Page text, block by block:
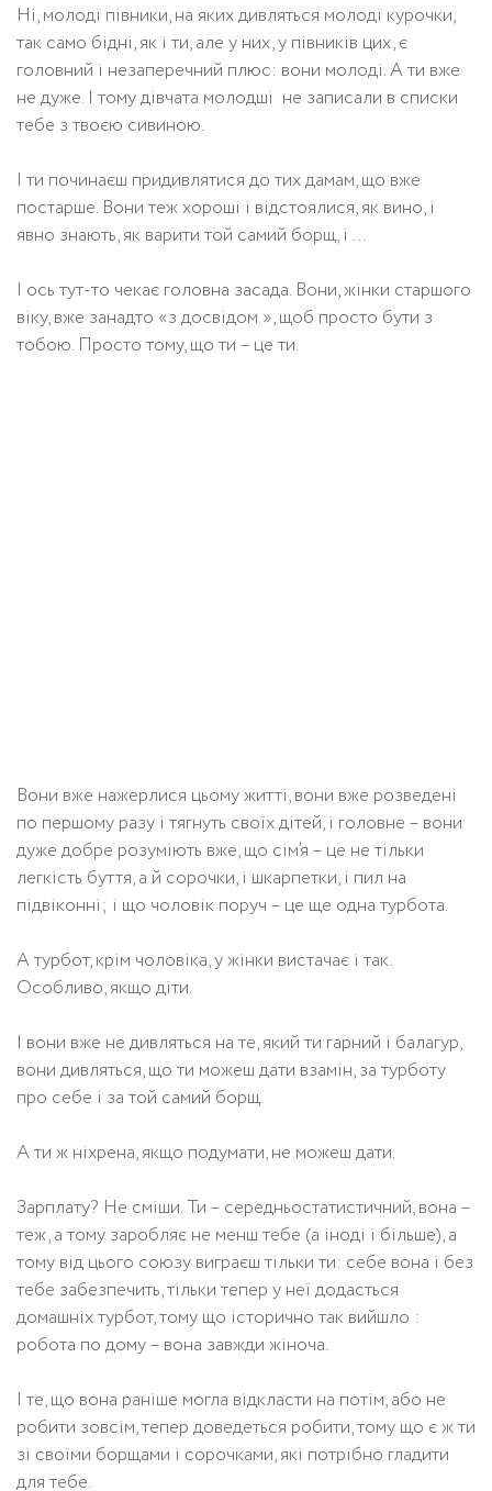
Ні, молоді півники, на яких дивляться молоді курочки,
так само бідні, як і ти, але у них, у півників цих, є
головний і незаперечний плюс: вони молоді. А ти вже
не дуже. І тому дівчата молодші не записали в списки
тебе з твоєю сивиною.
І ти починаєш придивлятися до тих дамам, що вже
постарше. Вони теж хороші і відстоялися, як вино, і
явно знають, як варити той самий борщ, і …
І ось тут-то чекає головна засада. Вони, жінки старшого
віку, вже занадто «з досвідом », щоб просто бути з
тобою. Просто тому, що ти – це ти.
Вони вже нажерлися цьому житті, вони вже розведені
по першому разу і тягнуть своїх дітей, і головне – вони
дуже добре розуміють вже, що сім’я – це не тільки
легкість буття, а й сорочки, і шкарпетки, і пил на
підвіконні; і що чоловік поруч – це ще одна турбота.
А турбот, крім чоловіка, у жінки вистачає і так.
Особливо, якщо діти.
І вони вже не дивляться на те, який ти гарний і балагур,
вони дивляться, що ти можеш дати взамін, за турботу
про себе і за той самий борщ.
А ти ж ніхрена, якщо подумати, не можеш дати.
Зарплату? Не сміши. Ти – середньостатистичний, вона –
теж, а тому заробляє не менш тебе (а іноді і більше), а
тому від цього союзу виграєш тільки ти: себе вона і без
тебе забезпечить, тільки тепер у неї додасться
домашніх турбот, тому що історично так вийшло :
робота по дому – вона завжди жіноча.
І те, що вона раніше могла відкласти на потім, або не
робити зовсім, тепер доведеться робити, тому що є ж ти
зі своїми борщами і сорочками, які потрібно гладити
для тебе.